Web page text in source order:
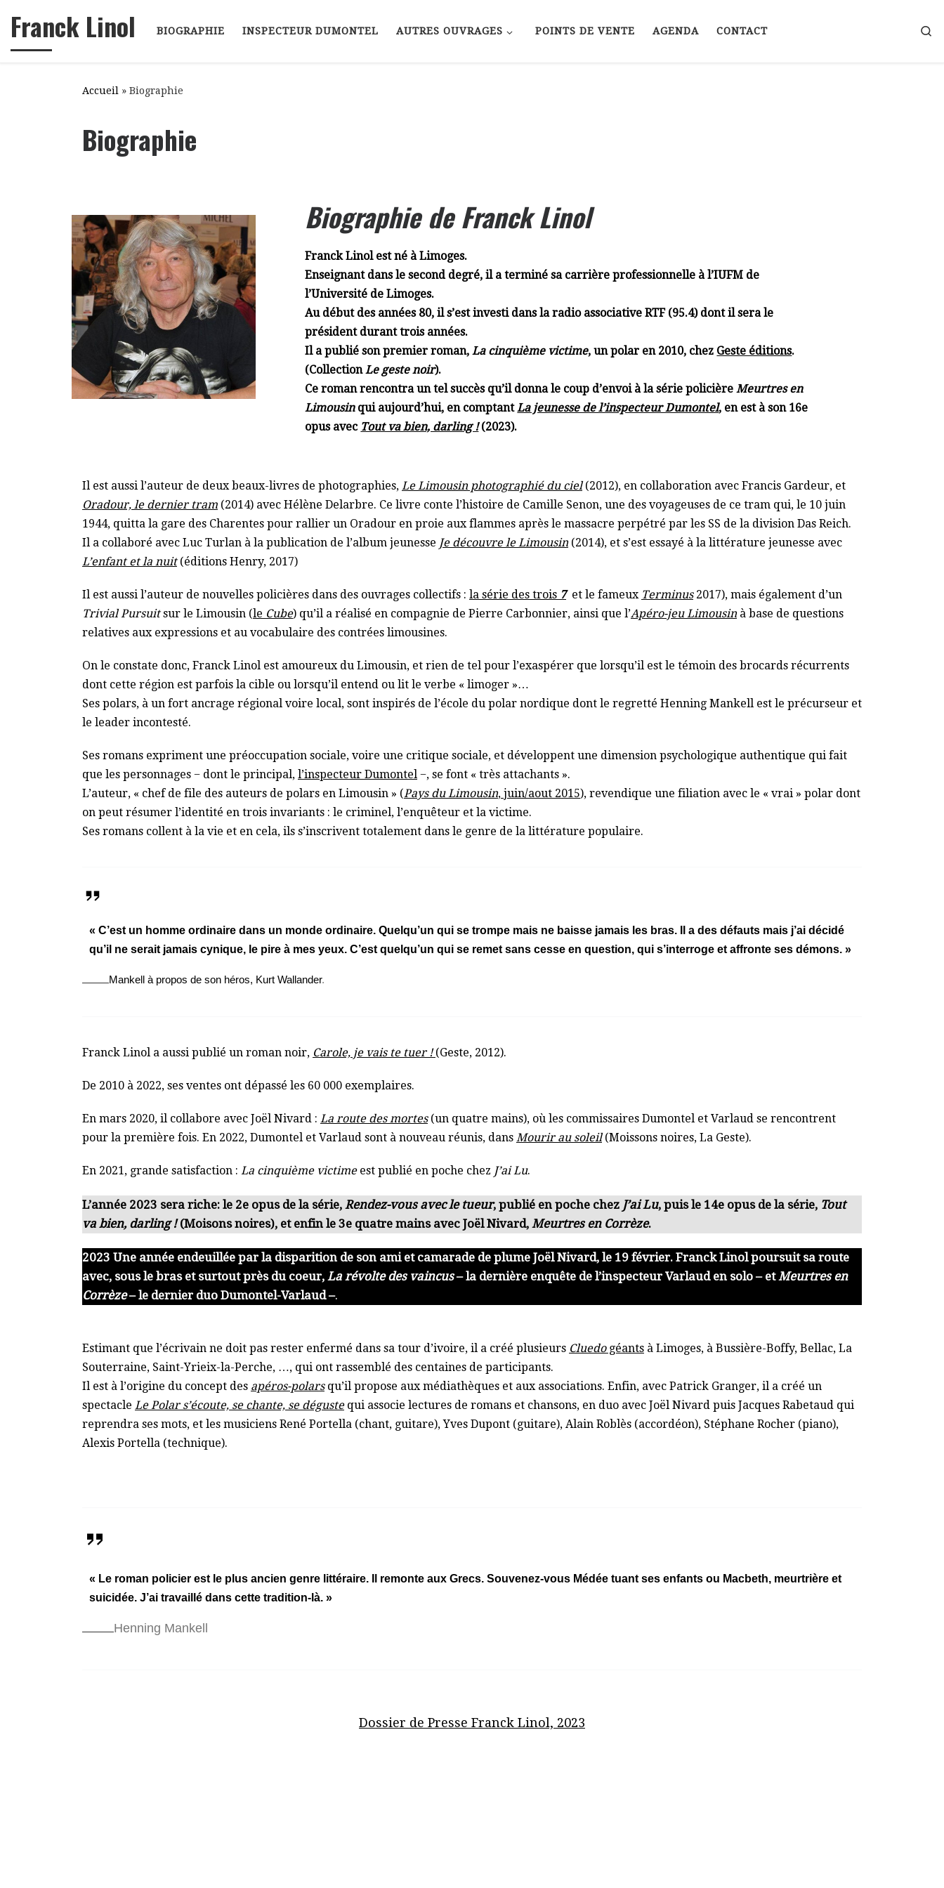
Passer au contenu
Franck Linol BIOGRAPHIE INSPECTEUR DUMONTEL AUTRES OUVRAGES POINTS DE VENTE AGENDA CONTACT
Accueil » Biographie
Biographie
Biographie de Franck Linol
Franck Linol est né à Limoges.
Enseignant dans le second degré, il a terminé sa carrière professionnelle à l’IUFM de
l’Université de Limoges.
Au début des années 80, il s’est investi dans la radio associative RTF (95.4) dont il sera le
président durant trois années.
Il a publié son premier roman, La cinquième victime, un polar en 2010, chez Geste éditions.
(Collection Le geste noir).
Ce roman rencontra un tel succès qu’il donna le coup d’envoi à la série policière Meurtres en
Limousinqui aujourd’hui, en comptant La jeunesse de l’inspecteur Dumontel, en est à son 16e
opus avec Tout va bien, darling !(2023).
Il est aussi l’auteur de deux beaux-livres de photographies, Le Limousin photographié du ciel(2012), en collaboration avec Francis Gardeur, et
Oradour, le dernier tram (2014) avec Hélène Delarbre. Ce livre conte l’histoire de Camille Senon, une des voyageuses de ce tram qui, le 10 juin
1944, quitta la gare des Charentes pour rallier un Oradour en proie aux flammes après le massacre perpétré par les SS de la division Das Reich.
Il a collaboré avec Luc Turlan à la publication de l’album jeunesse Je découvre le Limousin(2014), et s’est essayé à la littérature jeunesse avec
L’enfant et la nuit(éditions Henry, 2017)
Il est aussi l’auteur de nouvelles policières dans des ouvrages collectifs : la série des trois 7et le fameux Terminus2017), mais également d’un
Trivial Pursuitsur le Limousin (le Cube) qu’il a réalisé en compagnie de Pierre Carbonnier, ainsi que l’Apéro-jeu Limousinà base de questions
relatives aux expressions et au vocabulaire des contrées limousines.
On le constate donc, Franck Linol est amoureux du Limousin, et rien de tel pour l’exaspérer que lorsqu’il est le témoin des brocards récurrents
dont cette région est parfois la cible ou lorsqu’il entend ou lit le verbe « limoger »…
Ses polars, à un fort ancrage régional voire local, sont inspirés de l’école du polar nordique dont le regretté Henning Mankell est le précurseur et
le leader incontesté.
Ses romans expriment une préoccupation sociale, voire une critique sociale, et développent une dimension psychologique authentique qui fait
que les personnages − dont le principal, l’inspecteur Dumontel −, se font « très attachants ».
L’auteur, « chef de file des auteurs de polars en Limousin » (Pays du Limousin, juin/aout 2015), revendique une filiation avec le « vrai » polar dont
on peut résumer l’identité en trois invariants : le criminel, l’enquêteur et la victime.
Ses romans collent à la vie et en cela, ils s’inscrivent totalement dans le genre de la littérature populaire.
« C’est un homme ordinaire dans un monde ordinaire. Quelqu’un qui se trompe mais ne baisse jamais les bras. Il a des défauts mais j’ai décidé
qu’il ne serait jamais cynique, le pire à mes yeux. C’est quelqu’un qui se remet sans cesse en question, qui s’interroge et affronte ses démons. »
Mankell à propos de son héros, Kurt Wallander.
Franck Linol a aussi publié un roman noir, Carole, je vais te tuer ! (Geste, 2012).
De 2010 à 2022, ses ventes ont dépassé les 60 000 exemplaires.
En mars 2020, il collabore avec Joël Nivard : La route des mortes(un quatre mains), où les commissaires Dumontel et Varlaud se rencontrent
pour la première fois. En 2022, Dumontel et Varlaud sont à nouveau réunis, dans Mourir au soleil(Moissons noires, La Geste).
En 2021, grande satisfaction : La cinquième victimeest publié en poche chez J’ai Lu.
L’année 2023 sera riche: le 2e opus de la série, Rendez-vous avec le tueur, publié en poche chez J’ai Lu, puis le 14e opus de la série, Tout
va bien, darling !(Moisons noires), et enfin le 3e quatre mains avec Joël Nivard, Meurtres en Corrèze.
2023 Une année endeuillée par la disparition de son ami et camarade de plume Joël Nivard, le 19 février. Franck Linol poursuit sa route
avec, sous le bras et surtout près du coeur, La révolte des vaincus– la dernière enquête de l’inspecteur Varlaud en solo – et Meurtres en
Corrèze – le dernier duo Dumontel-Varlaud –.
Estimant que l’écrivain ne doit pas rester enfermé dans sa tour d’ivoire, il a créé plusieurs Cluedogéants à Limoges, à Bussière-Boffy, Bellac, La
Souterraine, Saint-Yrieix-la-Perche, …, qui ont rassemblé des centaines de participants.
Il est à l’origine du concept des apéros-polarsqu’il propose aux médiathèques et aux associations. Enfin, avec Patrick Granger, il a créé un
spectacle Le Polar s’écoute, se chante, se dégustequi associe lectures de romans et chansons, en duo avec Joël Nivard puis Jacques Rabetaud qui
reprendra ses mots, et les musiciens René Portella (chant, guitare), Yves Dupont (guitare), Alain Roblès (accordéon), Stéphane Rocher (piano),
Alexis Portella (technique).
« Le roman policier est le plus ancien genre littéraire. Il remonte aux Grecs. Souvenez-vous Médée tuant ses enfants ou Macbeth, meurtrière et
suicidée. J’ai travaillé dans cette tradition-là. »
Henning Mankell
Dossier de Presse Franck Linol, 2023